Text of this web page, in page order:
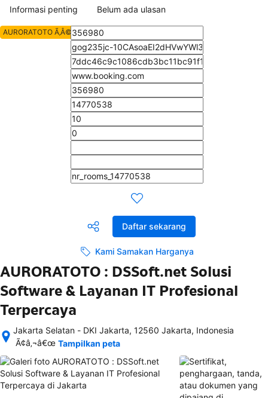
Informasi penting Belum ada ulasan
Daftar sekarang
Kami Samakan Harganya
AURORATOTO Ã‚Â© All Rights Reserved
AURORATOTO : DSSoft.net Solusi
Software & Layanan IT Profesional
Terpercaya
Jakarta Selatan - DKI Jakarta, 12560 Jakarta, Indonesia
Setelah
semua
rincian
akomodasi
Ã¢â‚¬â€œ Tampilkan peta